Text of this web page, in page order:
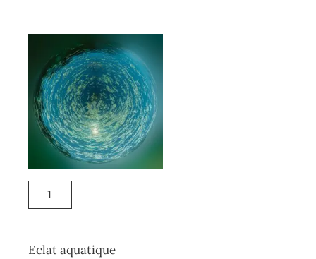
Eclat aquatique